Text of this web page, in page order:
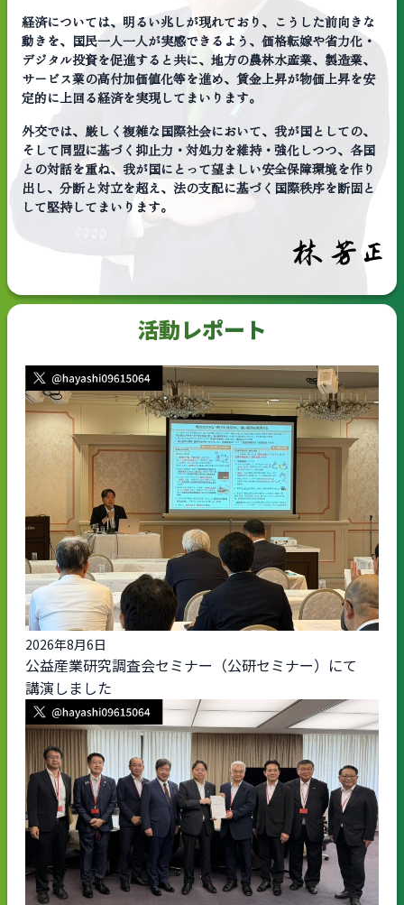
経済については、明るい兆しが現れており、こうした前向きな
動きを、国民一人一人が実感できるよう、価格転嫁や省力化・
デジタル投資を促進すると共に、地方の農林水産業、製造業、
サービス業の高付加価値化等を進め、賃金上昇が物価上昇を安
定的に上回る経済を実現してまいります。
外交では、厳しく複雑な国際社会において、我が国としての、
そして同盟に基づく抑止力・対処力を維持・強化しつつ、各国
との対話を重ね、我が国にとって望ましい安全保障環境を作り
出し、分断と対立を超え、法の支配に基づく国際秩序を断固と
して堅持してまいります。
活動レポート
2026年8月6日
公益産業研究調査会セミナー（公研セミナー）にて
講演しました